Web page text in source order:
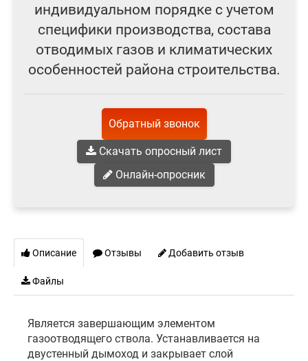
индивидуальном порядке с учетом
специфики производства, состава
отводимых газов и климатических
особенностей района строительства.
Обратный звонок
Скачать опросный лист
Онлайн-опросник
Описание Отзывы Добавить отзыв
Файлы
Является завершающим элементом
газоотводящего ствола. Устанавливается на
двустенный дымоход и закрывает слой